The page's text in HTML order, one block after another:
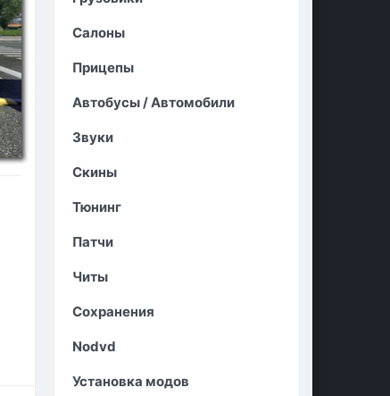
Салоны
Прицепы
Автобусы / Автомобили
Звуки
Скины
Тюнинг
Патчи
Читы
Сохранения
Nodvd
Установка модов